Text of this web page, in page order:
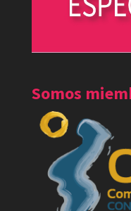
Somos